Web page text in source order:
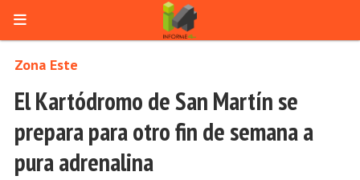
El Kartódromo de San Martín se
prepara para otro fin de semana a
pura adrenalina
Zona Este